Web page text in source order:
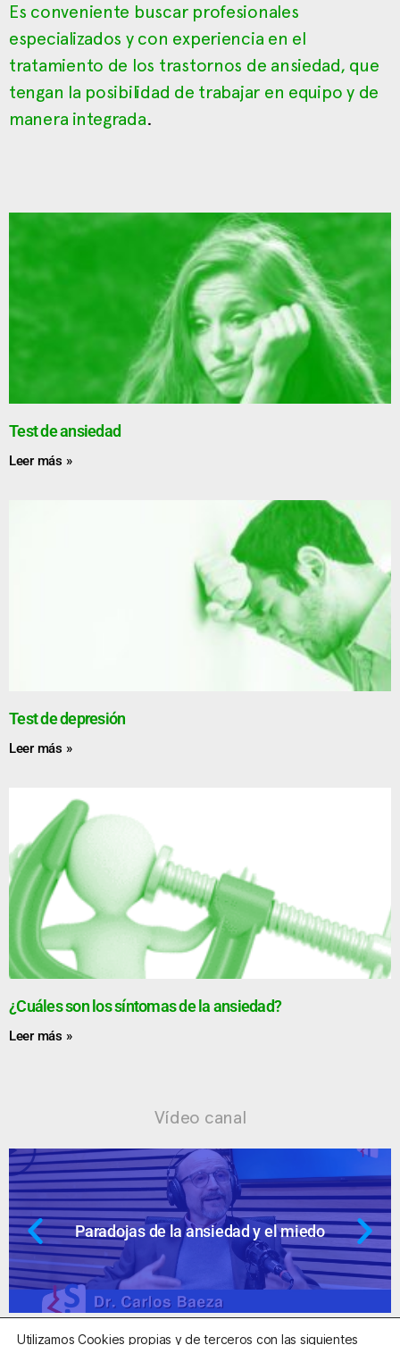
Es conveniente buscar profesionales
especializados y con experiencia en el
tratamiento de los trastornos de ansiedad, que
tengan la posibilidad de trabajar en equipo y de
manera integrada.
Test de ansiedad
Leer más »
Test de depresión
Leer más »
¿Cuáles son los síntomas de la ansiedad?
Leer más »
Vídeo canal
Ansiedad: supuestos cuestionables
Utilizamos Cookies propias y de terceros con las siguientes